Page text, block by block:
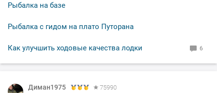
Рыбалка на базе
Рыбалка с гидом на плато Путорана
Как улучшить ходовые качества лодки 6
Диман1975
75990